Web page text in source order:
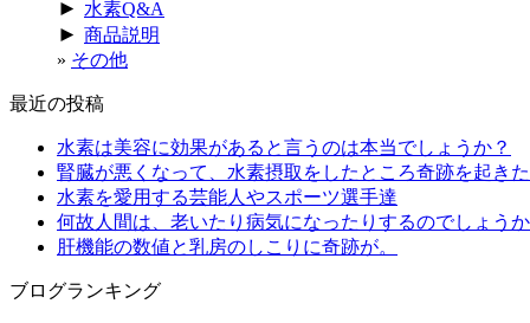
► 水素Q&A
► 商品説明
その他
最近の投稿
水素は美容に効果があると言うのは本当でしょうか？
腎臓が悪くなって、水素摂取をしたところ奇跡を起きた
水素を愛用する芸能人やスポーツ選手達
何故人間は、老いたり病気になったりするのでしょう
肝機能の数値と乳房のしこりに奇跡が。
ブログランキング